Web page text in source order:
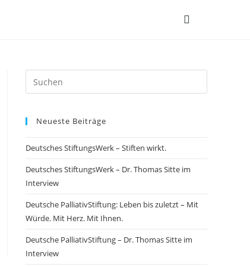
Neueste Beiträge
Deutsches StiftungsWerk – Stiften wirkt.
Deutsches StiftungsWerk – Dr. Thomas Sitte im
Interview
Deutsche PalliativStiftung: Leben bis zuletzt – Mit
Würde. Mit Herz. Mit Ihnen.
Deutsche PalliativStiftung – Dr. Thomas Sitte im
Interview